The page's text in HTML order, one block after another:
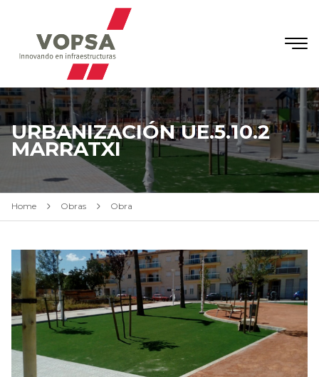
URBANIZACIÓN UE.5.10.2
MARRATXI
Home Obras Obra